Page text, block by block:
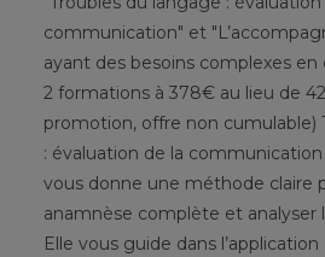
communication" et
ayant des besoins complexes
2 formations à 378€ au lieu de
promotion, offre non cumulable)
: évaluation de la
vous donne une méthode claire
anamnèse complète et analyser
Elle vous guide dans l’application